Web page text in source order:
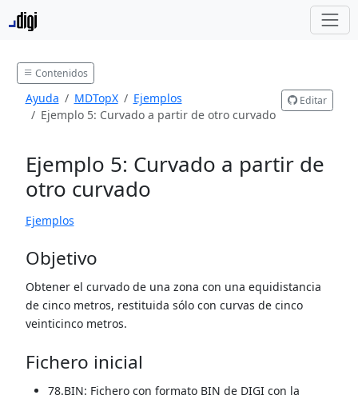
Contenidos
Ayuda MDTopX
Ejemplos
Ejemplo 5: Curvado a partir de otro curvado
Editar
Ejemplo 5: Curvado a partir de
otro curvado
Ejemplos
Objetivo
Obtener el curvado de una zona con una equidistancia
de cinco metros, restituida sólo con curvas de cinco
veinticinco metros.
Fichero inicial
78.BIN: Fichero con formato BIN de DIGI con la